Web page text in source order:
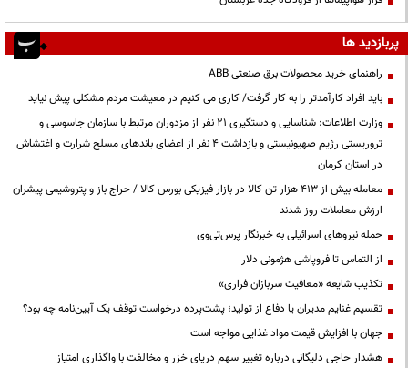
پربازدید ها
راهنمای خرید محصولات برق صنعتی ABB
باید افراد کارآمدتر را به کار گرفت/ کاری می کنیم در معیشت مردم مشکلی پیش نیاید
وزارت اطلاعات: شناسایی و دستگیری ۲۱ نفر از مزدوران مرتبط با سازمان جاسوسی و
تروریستی رژیم صهیونیستی و بازداشت ۴ نفر از اعضای باندهای مسلح شرارت و اغتشاش
در استان کرمان
معامله بیش از ۴۱۳ هزار تن کالا در بازار فیزیکی بورس کالا / حراج باز و پتروشیمی پیشران
ارزش معاملات روز شدند
حمله نیروهای اسرائیلی به خبرنگار پرس‌تی‌وی
از التماس تا فروپاشی هژمونی دلار
تکذیب شایعه «معافیت سربازان فراری»
تقسیم غنایم مدیران یا دفاع از تولید؛ پشت‌پرده درخواست توقف یک آیین‌نامه چه بود؟
جهان با افزایش قیمت مواد غذایی مواجه است
هشدار حاجی دلیگانی درباره تغییر سهم دریای خزر و مخالفت با واگذاری امتیاز